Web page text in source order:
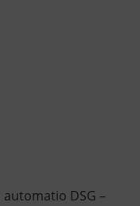
automatio DSG –